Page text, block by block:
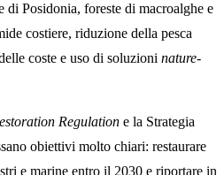
di Posidonia, foreste di macroalghe e
costiere, riduzione della pesca
coste e uso di soluzioni nature-
Regulation e la Strategia
obiettivi molto chiari: restaurare
e marine entro il 2030 e riportare in